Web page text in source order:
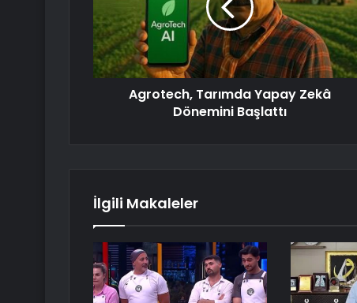
Agrotech, Tarımda Yapay Zekâ
Dönemini Başlattı
İlgili Makaleler